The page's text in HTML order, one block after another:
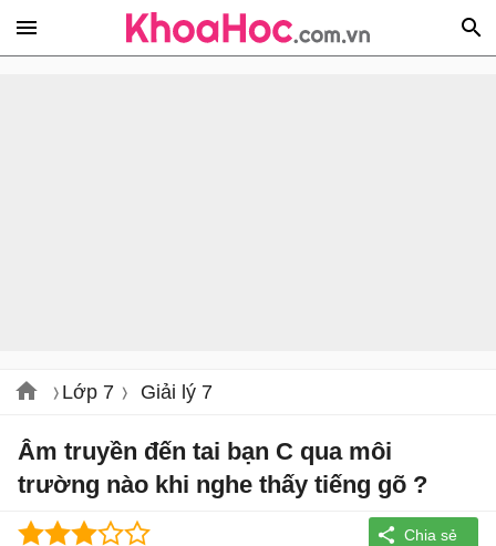
Lớp 7 Giải lý 7
Âm truyền đến tai bạn C qua môi
trường nào khi nghe thấy tiếng gõ ?